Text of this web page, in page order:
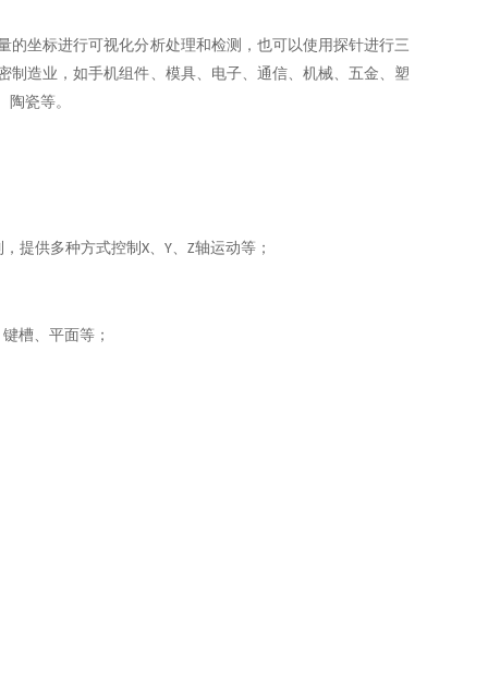
坐标进行可视化分析处理和检测，也可以使用探针进行三
造业，如手机组件、模具、电子、通信、机械、五金、塑
陶瓷等。
提供多种方式控制 X、 Y、 Z轴运动等；
槽、平面等；